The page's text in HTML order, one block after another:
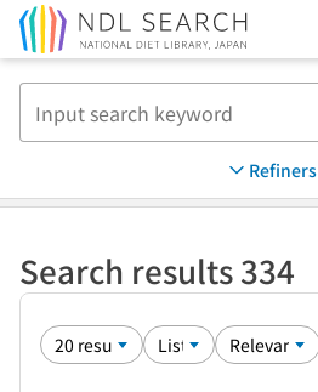
Refiners
Search results 334